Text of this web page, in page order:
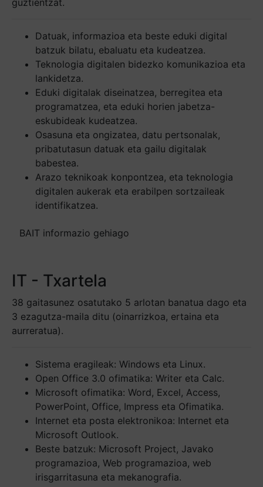
Datuak, informazioa eta beste eduki digital
batzuk bilatu, ebaluatu eta kudeatzea.
Teknologia digitalen bidezko komunikazioa eta
lankidetza.
Eduki digitalak diseinatzea, berregitea eta
programatzea, eta eduki horien jabetza-
eskubideak kudeatzea.
Osasuna eta ongizatea, datu pertsonalak,
pribatutasun datuak eta gailu digitalak
babestea.
Arazo teknikoak konpontzea, eta teknologia
digitalen aukerak eta erabilpen sortzaileak
identifikatzea.
BAIT informazio gehiago
IT - Txartela
38 gaitasunez osatutako 5 arlotan banatua dago eta
3 ezagutza-maila ditu (oinarrizkoa, ertaina eta
aurreratua).
Sistema eragileak: Windows eta Linux.
Open Office 3.0 ofimatika: Writer eta Calc.
Microsoft ofimatika: Word, Excel, Access,
PowerPoint, Office, Impress eta Ofimatika.
Internet eta posta elektronikoa: Internet eta
Microsoft Outlook.
Beste batzuk: Microsoft Project, Javako
programazioa, Web programazioa, web
irisgarritasuna eta mekanografia.